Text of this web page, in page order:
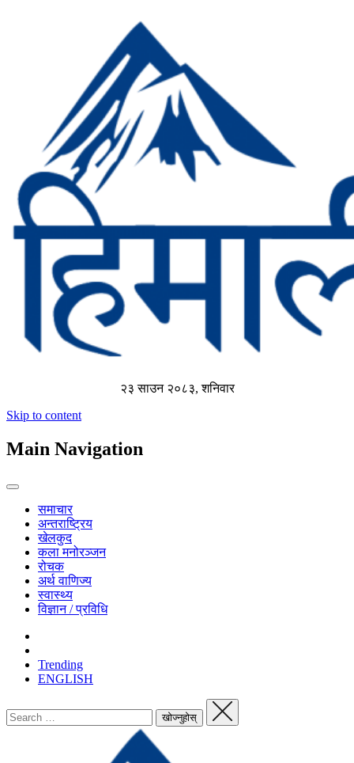
२३ साउन २०८३, शनिवार
Skip to content
Main Navigation
समाचार
अन्तराष्ट्रिय
खेलकुद
कला मनोरञ्जन
रोचक
अर्थ वाणिज्य
स्वास्थ्य
विज्ञान / प्रविधि
Trending
ENGLISH